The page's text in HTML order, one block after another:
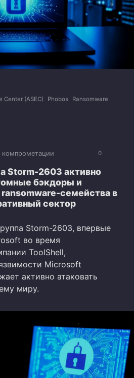
Center (ASEC) Phobos Ransomware
0
компрометации
Storm-2603 активно
бэкдоры и
семейства в
сектор
Storm-2603, впервые
во время
ToolShell,
Microsoft
активно атаковать
миру.